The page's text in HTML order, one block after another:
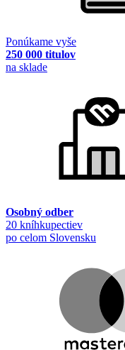
Ponúkame vyše
250 000 titulov
na sklade
Osobný odber
20 kníhkupectiev
po celom Slovensku